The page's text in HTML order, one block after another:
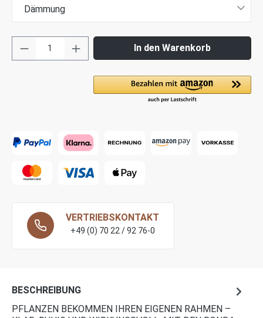
Dämmung
In den Warenkorb
VERTRIEBSKONTAKT
+49 (0) 70 22 / 92 76-0
BESCHREIBUNG
PFLANZEN BEKOMMEN IHREN EIGENEN RAHMEN –